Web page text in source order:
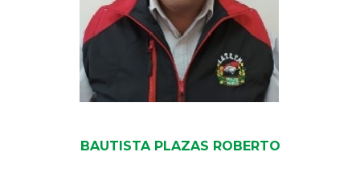
BAUTISTA PLAZAS ROBERTO